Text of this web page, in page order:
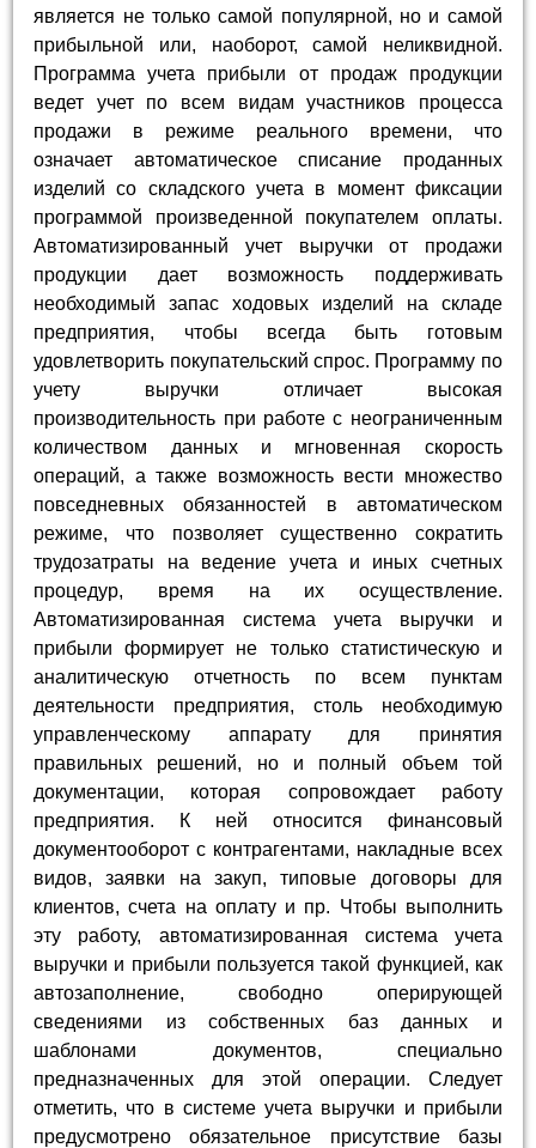
является не только самой популярной, но и самой
прибыльной или, наоборот, самой неликвидной.
Программа учета прибыли от продаж продукции
ведет учет по всем видам участников процесса
продажи в режиме реального времени, что
означает автоматическое списание проданных
изделий со складского учета в момент фиксации
программой произведенной покупателем оплаты.
Автоматизированный учет выручки от продажи
продукции дает возможность поддерживать
необходимый запас ходовых изделий на складе
предприятия, чтобы всегда быть готовым
удовлетворить покупательский спрос. Программу по
учету выручки отличает высокая
производительность при работе с неограниченным
количеством данных и мгновенная скорость
операций, а также возможность вести множество
повседневных обязанностей в автоматическом
режиме, что позволяет существенно сократить
трудозатраты на ведение учета и иных счетных
процедур, время на их осуществление.
Автоматизированная система учета выручки и
прибыли формирует не только статистическую и
аналитическую отчетность по всем пунктам
деятельности предприятия, столь необходимую
управленческому аппарату для принятия
правильных решений, но и полный объем той
документации, которая сопровождает работу
предприятия. К ней относится финансовый
документооборот с контрагентами, накладные всех
видов, заявки на закуп, типовые договоры для
клиентов, счета на оплату и пр. Чтобы выполнить
эту работу, автоматизированная система учета
выручки и прибыли пользуется такой функцией, как
автозаполнение, свободно оперирующей
сведениями из собственных баз данных и
шаблонами документов, специально
предназначенных для этой операции. Следует
отметить, что в системе учета выручки и прибыли
предусмотрено обязательное присутствие базы